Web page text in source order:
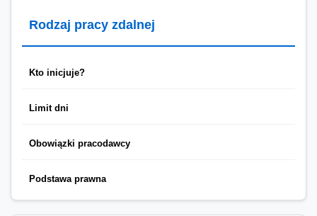
Rodzaj pracy zdalnej
Kto inicjuje?
Limit dni
Obowiązki pracodawcy
Podstawa prawna